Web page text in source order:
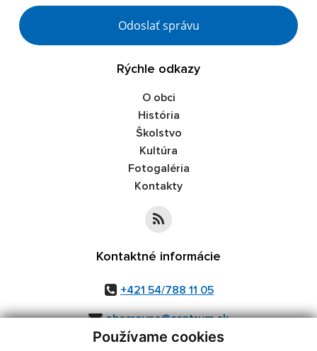
Používame cookies
Google reCaptcha Response
Odoslať správu
Rýchle odkazy
O obci
História
Školstvo
Kultúra
Fotogaléria
Kontakty
Kontaktné informácie
+421 54/788 11 05
obecrovne@centrum.sk